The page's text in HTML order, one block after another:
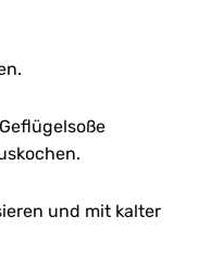
und mit kalter